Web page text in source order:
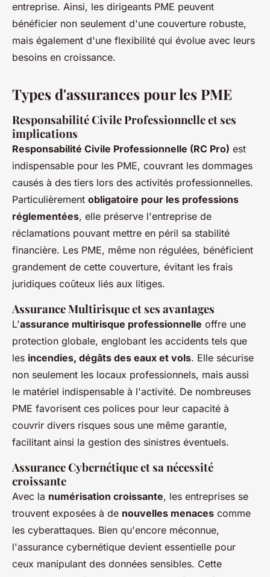
entreprise. Ainsi, les dirigeants PME peuvent
bénéficier non seulement d'une couverture robuste,
mais également d'une flexibilité qui évolue avec leurs
besoins en croissance.
Types d'assurances pour les PME
Responsabilité Civile Professionnelle et ses
implications
Responsabilité Civile Professionnelle (RC Pro) est
indispensable pour les PME, couvrant les dommages
causés à des tiers lors des activités professionnelles.
Particulièrement obligatoire pour les professions
réglementées, elle préserve l'entreprise de
réclamations pouvant mettre en péril sa stabilité
financière. Les PME, même non régulées, bénéficient
grandement de cette couverture, évitant les frais
juridiques coûteux liés aux litiges.
Assurance Multirisque et ses avantages
L'assurance multirisque professionnelle offre une
protection globale, englobant les accidents tels que
les incendies, dégâts des eaux et vols. Elle sécurise
non seulement les locaux professionnels, mais aussi
le matériel indispensable à l'activité. De nombreuses
PME favorisent ces polices pour leur capacité à
couvrir divers risques sous une même garantie,
facilitant ainsi la gestion des sinistres éventuels.
Assurance Cybernétique et sa nécessité
croissante
Avec la numérisation croissante, les entreprises se
trouvent exposées à de nouvelles menaces comme
les cyberattaques. Bien qu'encore méconnue,
l'assurance cybernétique devient essentielle pour
ceux manipulant des données sensibles. Cette